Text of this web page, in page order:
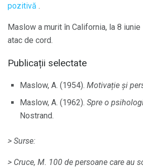
pozitivă .
Maslow a murit în California, la 8 iunie
atac de cord.
Publicații selectate
Maslow, A. (1954). Motivație și
Maslow, A. (1962). Spre o
Nostrand.
> Surse:
> Cruce, M. 100 de persoane care au